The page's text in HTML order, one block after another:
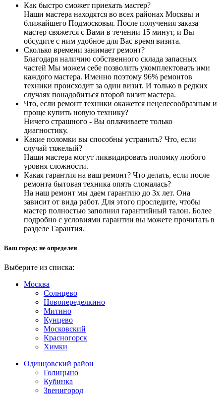
Как быстро сможет приехать мастер?
Наши мастера находятся во всех районах Москвы и
ближайшего Подмосковья. После получения заказа
мастер свяжется с Вами в течении 15 минут, и Вы
обсудите с ним удобное для Вас время визита.
Сколько времени занимает ремонт?
Благодаря наличию собственного склада запасных
частей Мы можем себе позволить укомплектовать ими
каждого мастера. Именно поэтому 96% ремонтов
техники происходит за один визит. И только в редких
случаях понадобиться второй визит мастера.
Что, если ремонт техники окажется нецелесообразным и
проще купить новую технику?
Ничего страшного - Вы оплачиваете только
диагностику.
Какие поломки вы способны устранить? Что, если
случай тяжелый?
Наши мастера могут ликвидировать поломку любого
уровня сложности.
Какая гарантия на ваш ремонт? Что делать, если после
ремонта бытовая техника опять сломалась?
На наш ремонт мы даем гарантию до 3х лет. Она
зависит от вида работ. Для этого проследите, чтобы
мастер полностью заполнил гарантийный талон. Более
подробно с условиями гарантии вы можете прочитать в
разделе Гарантия.
Ваш город: не определен
Выберите из списка:
Москва
Солнцево
Новопеределкино
Митино
Кунцево
Московский
Красногорск
Химки
Одинцовский район
Голицыно
Кубинка
Звенигород